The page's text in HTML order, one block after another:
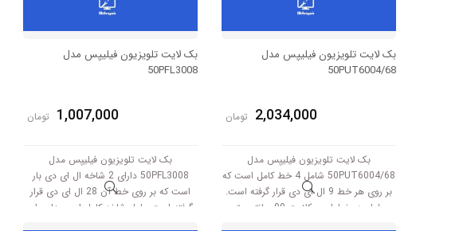
بک لایت تلویزیون فیلیپس مدل
50PUT6004/68
2,034,000 تومان
بک لایت تلویزیون فیلیپس مدل
50PUT6004/68 شامل 4 خط کامل است که
بر روی هر خط 9 ال ای دی قرار گرفته است.
طول هر خط این بکلایت 90 سانتی متر
بک لایت تلویزیون فیلیپس مدل
50PFL3008
1,007,000 تومان
بک لایت تلویزیون فیلیپس مدل
50PFL3008 دارای 2 شاخه ال ای دی بار
است که بر روی خط آن 28 ال ای دی قرار
گرفته است. طول شاخه کامل این مدل برابر